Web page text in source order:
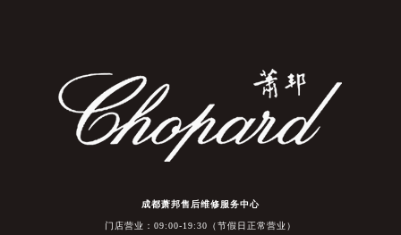
成都萧邦售后维修服务中心
门店营业：09:00-19:30（节假日正常营业）